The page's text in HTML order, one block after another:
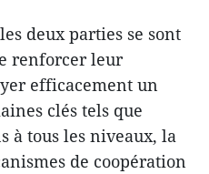
deux parties se sont
renforcer leur
efficacement un
clés tels que
à tous les niveaux, la
de coopération